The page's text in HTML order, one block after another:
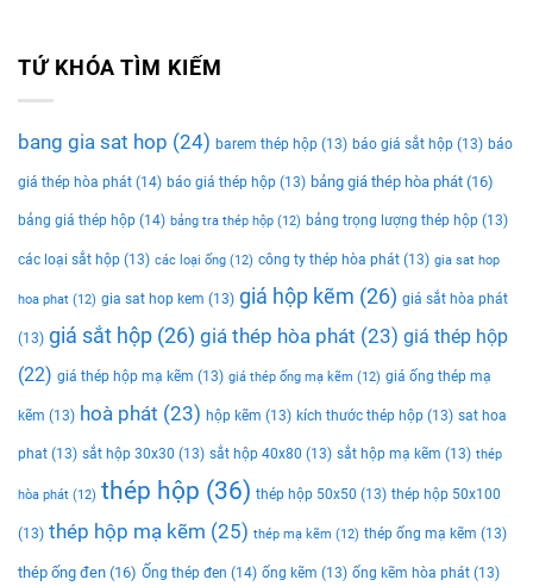
TỨ KHÓA TÌM KIẾM
bang gia sat hop (24) barem thép hộp (13) báo giá sắt hộp (13) báo
giá thép hòa phát (14) báo giá thép hộp (13) bảng giá thép hòa phát (16)
bảng giá thép hộp (14) bảng tra thép hộp (12) bảng trọng lượng thép hộp (13)
các loại sắt hộp (13) các loại ống (12) công ty thép hòa phát (13) gia sat hop
hoa phat (12) gia sat hop kem (13) giá hộp kẽm (26) giá sắt hòa phát
(13) giá sắt hộp (26) giá thép hòa phát (23) giá thép hộp
(22) giá thép hộp mạ kẽm (13) giá thép ống mạ kẽm (12) giá ống thép mạ
kẽm (13) hoà phát (23) hộp kẽm (13) kích thước thép hộp (13) sat hoa
phat (13) sắt hộp 30x30 (13) sắt hộp 40x80 (13) sắt hộp mạ kẽm (13) thép
hòa phát (12) thép hộp (36) thép hộp 50x50 (13) thép hộp 50x100
(13) thép hộp mạ kẽm (25) thép mạ kẽm (12) thép ống mạ kẽm (13)
thép ống đen (16) Ống thép đen (14) ống kẽm (13) ống kẽm hòa phát (13)